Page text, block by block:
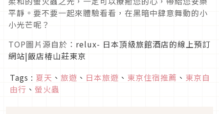
平靜。要不要一起來體驗看看，在黑暗中肆意舞動的小
小光芒呢？
TOP圖片源自於： relux- 日本頂級旅館酒店的線上預訂
網站|飯店椿山莊東京
Tags : 夏天 、 旅遊 、 日本旅遊 、 東京住宿推薦 、 東京自
由行 、 螢火蟲